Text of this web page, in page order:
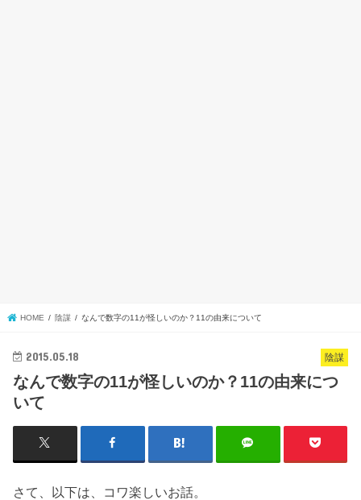
HOME 陰謀 なんで数字の11が怪しいのか？11の由来について
陰謀
2015.05.18
なんで数字の11が怪しいのか？11の由来につ
いて
さて、以下は、コワ楽しいお話。